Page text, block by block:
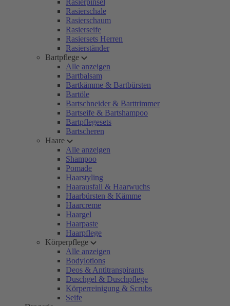
Rasierpinsel
Rasierschale
Rasierschaum
Rasierseife
Rasiersets Herren
Rasierständer
Bartpflege
Alle anzeigen
Bartbalsam
Bartkämme & Bartbürsten
Bartöle
Bartschneider & Barttrimmer
Bartseife & Bartshampoo
Bartpflegesets
Bartscheren
Haare
Alle anzeigen
Shampoo
Pomade
Haarstyling
Haarausfall & Haarwuchs
Haarbürsten & Kämme
Haarcreme
Haargel
Haarpaste
Haarpflege
Körperpflege
Alle anzeigen
Bodylotions
Deos & Antitranspirants
Duschgel & Duschpflege
Körperreinigung & Scrubs
Seife